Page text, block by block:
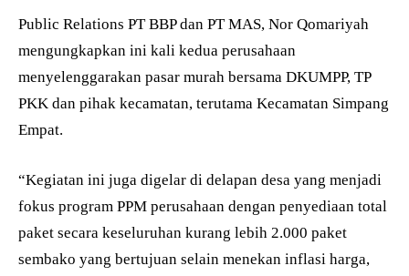
Public Relations PT BBP dan PT MAS, Nor Qomariyah
mengungkapkan ini kali kedua perusahaan
menyelenggarakan pasar murah bersama DKUMPP, TP
PKK dan pihak kecamatan, terutama Kecamatan Simpang
Empat.
“Kegiatan ini juga digelar di delapan desa yang menjadi
fokus program PPM perusahaan dengan penyediaan total
paket secara keseluruhan kurang lebih 2.000 paket
sembako yang bertujuan selain menekan inflasi harga,